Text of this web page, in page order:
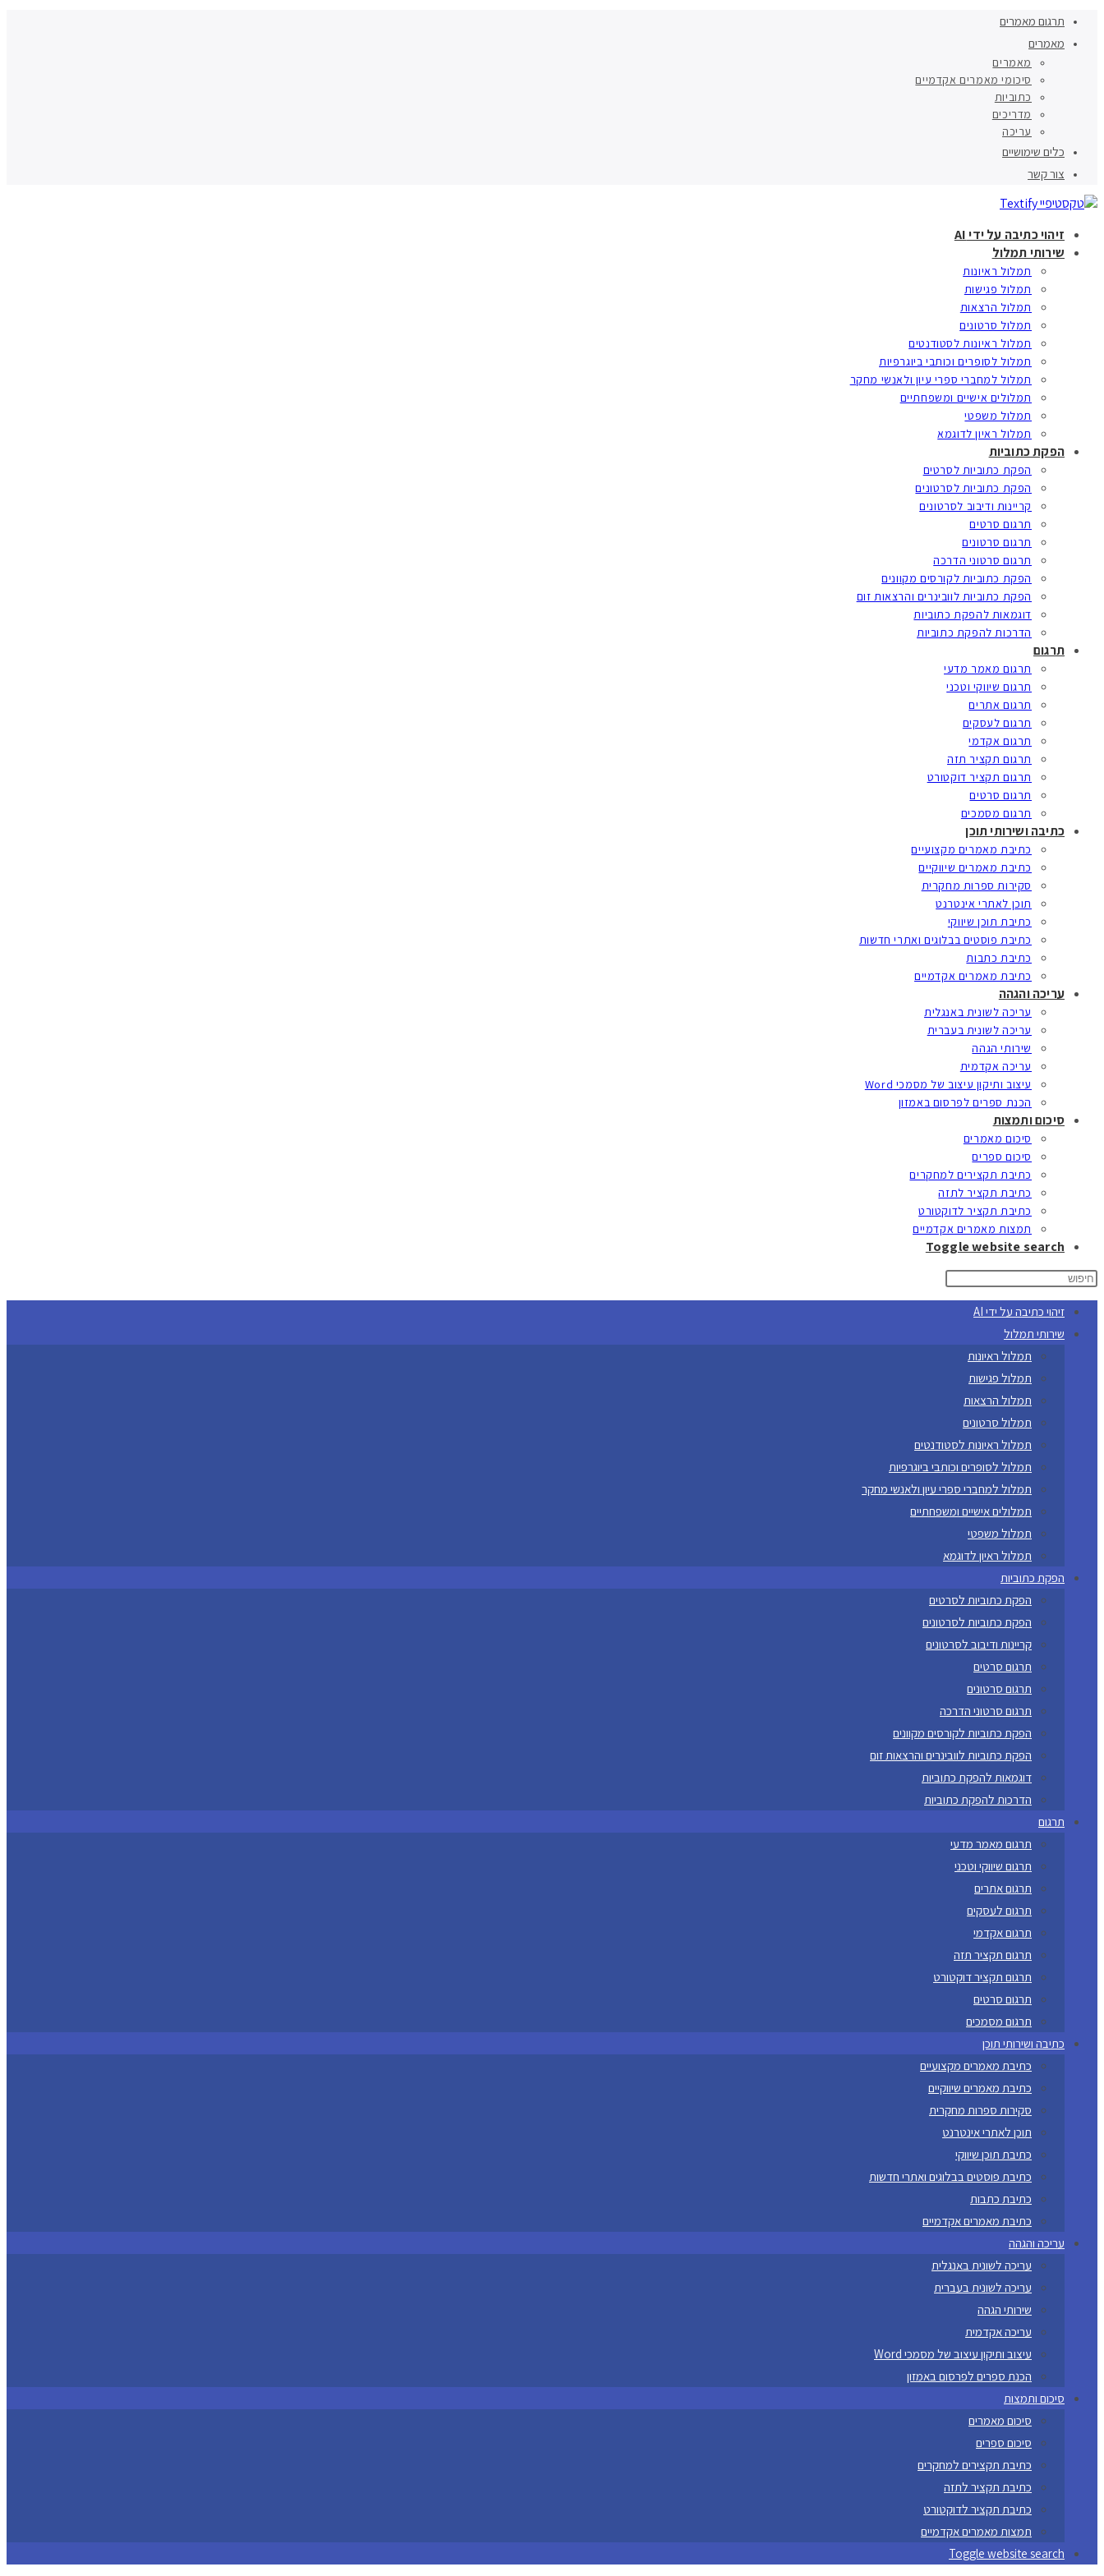
תרגום מאמרים
מאמרים
מאמרים
סיכומי מאמרים אקדמיים
כתוביות
מדריכים
עריכה
כלים שימושיים
צור קשר
זיהוי כתיבה על ידי AI
שירותי תמלול
תמלול ראיונות
תמלול פגישות
תמלול הרצאות
תמלול סרטונים
תמלול ראיונות לסטודנטים
תמלול לסופרים וכותבי ביוגרפיות
תמלול למחברי ספרי עיון ולאנשי מחקר
תמלולים אישיים ומשפחתיים
תמלול משפטי
תמלול ראיון לדוגמא
הפקת כתוביות
הפקת כתוביות לסרטים
הפקת כתוביות לסרטונים
קריינות ודיבוב לסרטונים
תרגום סרטים
תרגום סרטונים
תרגום סרטוני הדרכה
הפקת כתוביות לקורסים מקוונים
הפקת כתוביות לוובינרים והרצאות זום
דוגמאות להפקת כתוביות
הדרכות להפקת כתוביות
תרגום
תרגום מאמר מדעי
תרגום שיווקי וטכני
תרגום אתרים
תרגום לעסקים
תרגום אקדמי
תרגום תקציר תזה
תרגום תקציר דוקטורט
תרגום סרטים
תרגום מסמכים
כתיבה ושירותי תוכן
כתיבת מאמרים מקצועיים
כתיבת מאמרים שיווקיים
סקירות ספרות מחקרית
תוכן לאתרי אינטרנט
כתיבת תוכן שיווקי
כתיבת פוסטים בבלוגים ואתרי חדשות
כתיבת כתבות
כתיבת מאמרים אקדמיים
עריכה והגהה
עריכה לשונית באנגלית
עריכה לשונית בעברית
שירותי הגהה
עריכה אקדמית
עיצוב ותיקון עיצוב של מסמכי Word
הכנת ספרים לפרסום באמזון
סיכום ותמצות
סיכום מאמרים
סיכום ספרים
כתיבת תקצירים למחקרים
כתיבת תקציר לתזה
כתיבת תקציר לדוקטורט
תמצות מאמרים אקדמיים
Toggle website search
זיהוי כתיבה על ידי AI
שירותי תמלול
תמלול ראיונות
תמלול פגישות
תמלול הרצאות
תמלול סרטונים
תמלול ראיונות לסטודנטים
תמלול לסופרים וכותבי ביוגרפיות
תמלול למחברי ספרי עיון ולאנשי מחקר
תמלולים אישיים ומשפחתיים
תמלול משפטי
תמלול ראיון לדוגמא
הפקת כתוביות
הפקת כתוביות לסרטים
הפקת כתוביות לסרטונים
קריינות ודיבוב לסרטונים
תרגום סרטים
תרגום סרטונים
תרגום סרטוני הדרכה
הפקת כתוביות לקורסים מקוונים
הפקת כתוביות לוובינרים והרצאות זום
דוגמאות להפקת כתוביות
הדרכות להפקת כתוביות
תרגום
תרגום מאמר מדעי
תרגום שיווקי וטכני
תרגום אתרים
תרגום לעסקים
תרגום אקדמי
תרגום תקציר תזה
תרגום תקציר דוקטורט
תרגום סרטים
תרגום מסמכים
כתיבה ושירותי תוכן
כתיבת מאמרים מקצועיים
כתיבת מאמרים שיווקיים
סקירות ספרות מחקרית
תוכן לאתרי אינטרנט
כתיבת תוכן שיווקי
כתיבת פוסטים בבלוגים ואתרי חדשות
כתיבת כתבות
כתיבת מאמרים אקדמיים
עריכה והגהה
עריכה לשונית באנגלית
עריכה לשונית בעברית
שירותי הגהה
עריכה אקדמית
עיצוב ותיקון עיצוב של מסמכי Word
הכנת ספרים לפרסום באמזון
סיכום ותמצות
סיכום מאמרים
סיכום ספרים
כתיבת תקצירים למחקרים
כתיבת תקציר לתזה
כתיבת תקציר לדוקטורט
תמצות מאמרים אקדמיים
Toggle website search